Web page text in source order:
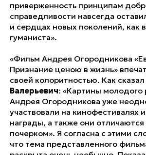
приверженность принципам
справедливости навсегда
и сердцах новых поколений, как
гуманиста».
«Фильм Андрея Огородникова
Признание ценою в жизнь»
своей колоритностью. Как сказал
Валерьевич: «Картины молодого
Андрея Огородникова уже
участвовали на кинофестивалях
награды, а также они
почерком». Я согласна с этими
что тема представленного